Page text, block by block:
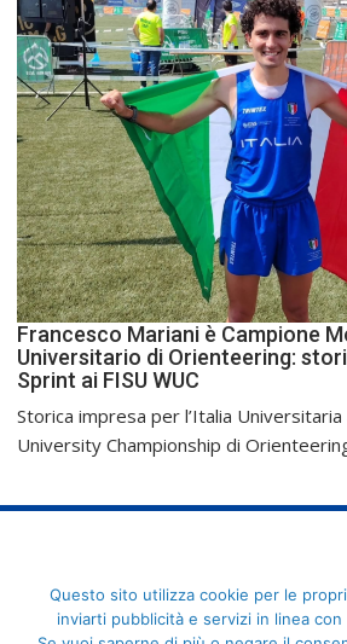
Francesco Mariani è Campione
Universitario di Orienteering:
Sprint ai FISU WUC
Storica impresa per l’Italia Universitaria
University Championship di
FederCUSI: Federazione Italiana dello
Angelo Brofferio, 7 - 00195 Roma -
Questo sito utilizza cookie per le
inviarti pubblicità e servizi in linea